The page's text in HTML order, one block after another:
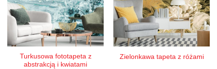
wybrać
na
stronie
produktu
wybrać
na
stronie
produktu
Turkusowa fototapeta z
abstrakcją i kwiatami
Zielonkawa tapeta z różami